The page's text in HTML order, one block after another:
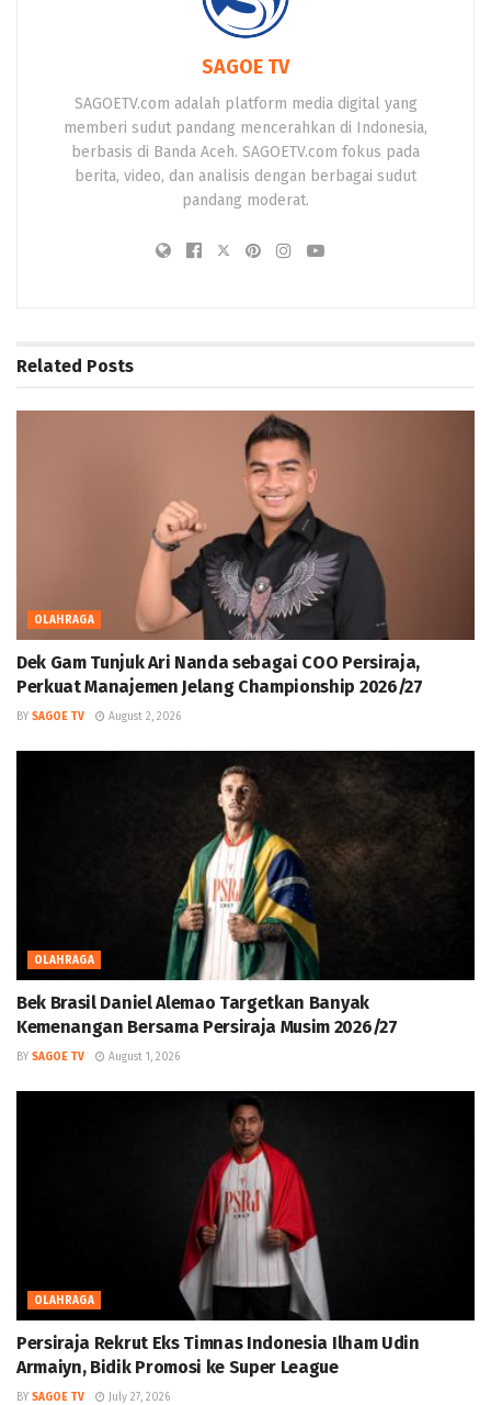
SAGOE TV
SAGOETV.com adalah platform media digital yang
memberi sudut pandang mencerahkan di Indonesia,
berbasis di Banda Aceh. SAGOETV.com fokus pada
berita, video, dan analisis dengan berbagai sudut
pandang moderat.
Related Posts
OLAHRAGA
Dek Gam Tunjuk Ari Nanda sebagai COO Persiraja,
Perkuat Manajemen Jelang Championship 2026/27
BY SAGOE TV August 2, 2026
OLAHRAGA
Bek Brasil Daniel Alemao Targetkan Banyak
Kemenangan Bersama Persiraja Musim 2026/27
BY SAGOE TV August 1, 2026
OLAHRAGA
Persiraja Rekrut Eks Timnas Indonesia Ilham Udin
Armaiyn, Bidik Promosi ke Super League
BY SAGOE TV July 27, 2026